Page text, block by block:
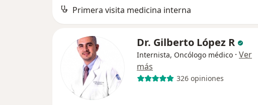
Primera visita medicina interna
Dr. Gilberto López R
Internista, Oncólogo médico · Ver
más
326 opiniones